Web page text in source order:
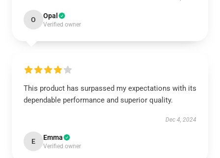
O Opal
Verified owner
This product has surpassed my expectations with its
dependable performance and superior quality.
Dec 4, 2024
E Emma
Verified owner